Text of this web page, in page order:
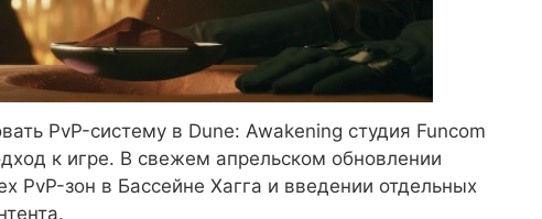
PvP-систему в Dune: Awakening студия Funcom
к игре. В свежем апрельском обновлении
PvP-зон в Бассейне Хагга и введении отдельных